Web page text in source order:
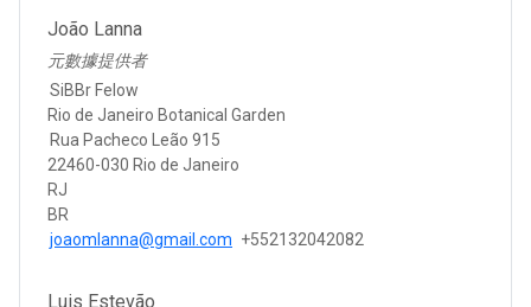
João Lanna
元數據提供者
SiBBr Felow
Rio de Janeiro Botanical Garden
Rua Pacheco Leão 915
22460-030 Rio de Janeiro
RJ
BR
joaomlanna@gmail.com +552132042082
Luis Estevão